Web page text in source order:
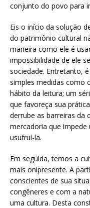
conjunto do povo para
Eis o início da solução
do patrimônio cultural
maneira como ele é
impossibilidade de ele
sociedade. Entretanto,
simples medidas como
hábito da leitura; um
que favoreça sua
derrube as barreiras da
mercadoria que
usufruí-la.
Em seguida, temos a
mais onipresente. A
conscientes de sua
congêneres e com a
uma cultura. Desta